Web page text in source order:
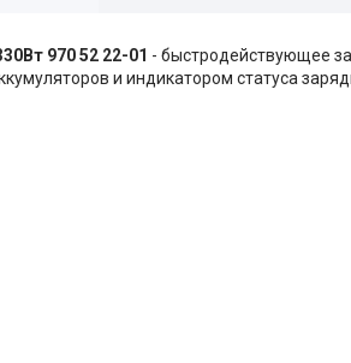
970 52 22-01 - быстродействующее
и индикатором статуса